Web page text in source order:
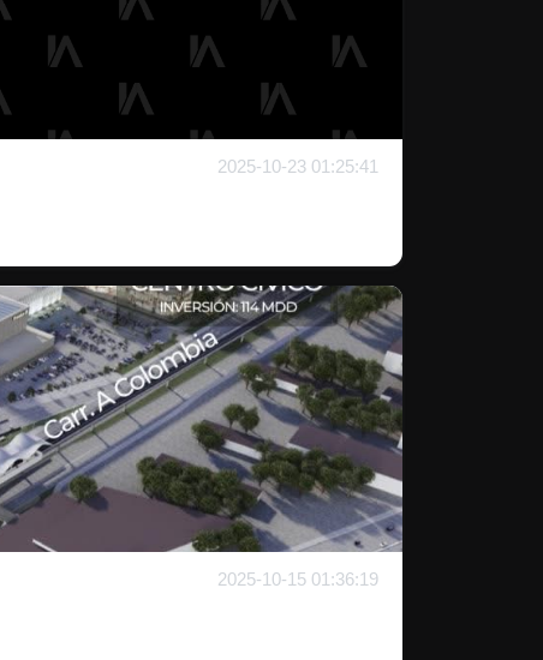
2025-10-23 01:25:41
2025-10-15 01:36:19